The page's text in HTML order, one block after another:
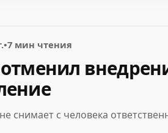
•7 мин чтения
снимает с человека